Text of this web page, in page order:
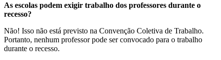
As escolas podem exigir trabalho dos professores durante o
recesso?
Não! Isso não está previsto na Convenção Coletiva de Trabalho.
Portanto, nenhum professor pode ser convocado para o trabalho
durante o recesso.